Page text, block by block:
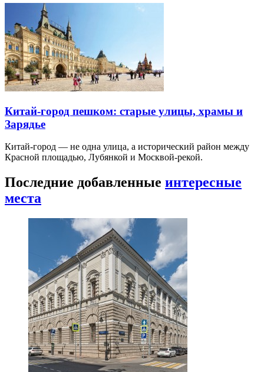
Китай-город пешком: старые улицы, храмы и
Зарядье
Китай-город — не одна улица, а исторический район между
Красной площадью, Лубянкой и Москвой-рекой.
Последние добавленные интересные
места